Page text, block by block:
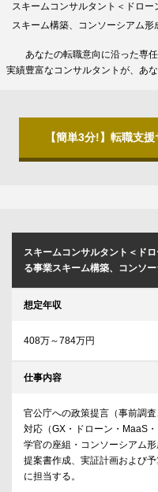
スキームコンサルタント＜ドロ
スキーム構築、コンソーシアム形
あなたの転職意向に沿った専
実績豊富なコンサルタントが、あ
【簡単3分!】転職支
スキームコンサルタント＜ド
る事業スキーム構築、コンソ
想定年収
408万～784万円
仕事内容
官公庁への政策提言（事前調
対応（GX・ドローン・MaaS
学官の座組・コンソーシアム形
提案書作成、実証計画および
に担当する。